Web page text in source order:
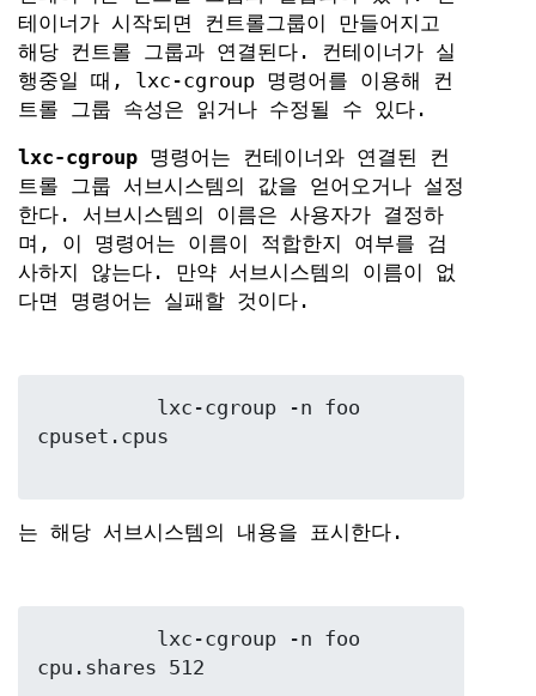
테이너가 시작되면 컨트롤그룹이 만들어지고
해당 컨트롤 그룹과 연결된다. 컨테이너가 실
행중일 때, lxc-cgroup 명령어를 이용해 컨
트롤 그룹 속성은 읽거나 수정될 수 있다.
lxc-cgroup 명령어는 컨테이너와 연결된 컨
트롤 그룹 서브시스템의 값을 얻어오거나 설정
한다. 서브시스템의 이름은 사용자가 결정하
며, 이 명령어는 이름이 적합한지 여부를 검
사하지 않는다. 만약 서브시스템의 이름이 없
다면 명령어는 실패할 것이다.
cpuset.cpus
는 해당 서브시스템의 내용을 표시한다.
cpu.shares 512